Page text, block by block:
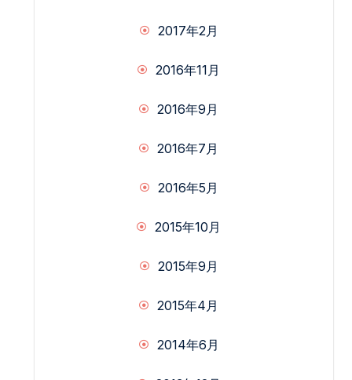
2017年2月
2016年11月
2016年9月
2016年7月
2016年5月
2015年10月
2015年9月
2015年4月
2014年6月